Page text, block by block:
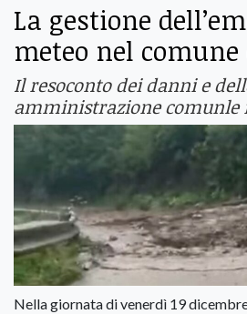
La gestione
meteo nel comune
Il resoconto dei danni e
amministrazione comunle
Nella giornata di venerdì 19